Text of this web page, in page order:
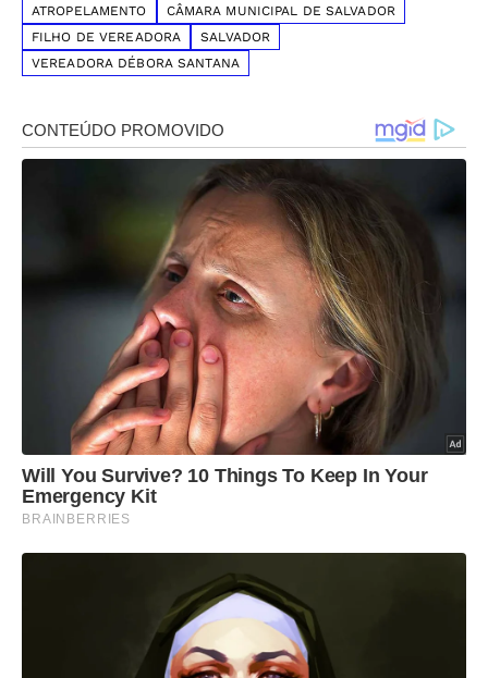
ATROPELAMENTO
CÂMARA MUNICIPAL DE SALVADOR
FILHO DE VEREADORA
SALVADOR
VEREADORA DÉBORA SANTANA